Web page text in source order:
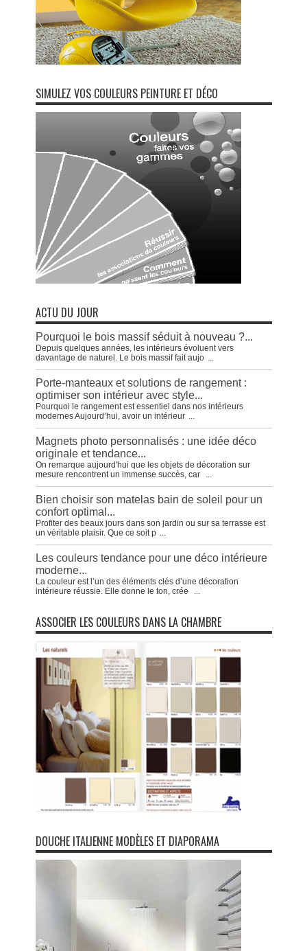
SIMULEZ VOS COULEURS PEINTURE ET DÉCO
ACTU DU JOUR
Pourquoi le bois massif séduit à nouveau ?...
Depuis quelques années, les intérieurs évoluent vers
davantage de naturel. Le bois massif fait aujo ...
Porte-manteaux et solutions de rangement :
optimiser son intérieur avec style...
Pourquoi le rangement est essentiel dans nos intérieurs
modernes Aujourd’hui, avoir un intérieur ...
Magnets photo personnalisés : une idée déco
originale et tendance...
On remarque aujourd'hui que les objets de décoration sur
mesure rencontrent un immense succès, car
...
Bien choisir son matelas bain de soleil pour un
confort optimal...
Profiter des beaux jours dans son jardin ou sur sa terrasse est
un véritable plaisir. Que ce soit p ...
Les couleurs tendance pour une déco intérieure
moderne...
La couleur est l’un des éléments clés d’une décoration
intérieure réussie. Elle donne le ton, crée
...
ASSOCIER LES COULEURS DANS LA CHAMBRE
DOUCHE ITALIENNE MODÈLES ET DIAPORAMA